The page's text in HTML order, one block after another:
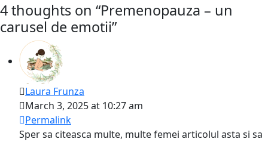
4 thoughts on “Premenopauza – un
carusel de emotii”
Laura Frunza
March 3, 2025 at 10:27 am
Permalink
Sper sa citeasca multe, multe femei articolul asta si sa